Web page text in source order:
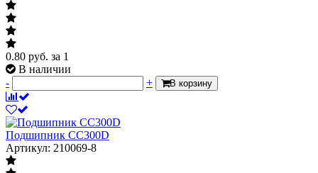
0.80 руб. за 1
В наличии
-
+ В корзину
Подшипник CC300D
Артикул: 210069-8